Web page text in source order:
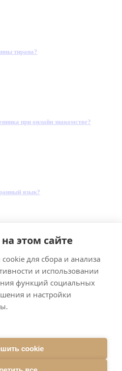
этом сайте
для сбора и анализа
и использовании
функций социальных
и настройки
cookie
тирана?
при онлайн знакомстве?
язык?
в Телеграм